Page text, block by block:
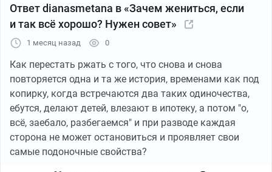
думает, что спор идет про отношение к нейлично и ее
желаниям.
Так, сохраняйте спокойствие и вашу ценную пепяку,
зачехляйте флюгегехаймены, панамка для ваших
фаллических писюриков откроется чутка позже.
Сначала поясню.
Штампуем!
Для многих женщин свадьба - это не юридическая
Ответ dianasmetana в «Зачем жениться, если
и так всё хорошо? Нужен совет»
1 месяц назад 0
Как перестать ржать с того, что снова и снова
повторяется одна и та же история, временами как под
копирку, когда встречаются два таких одиночества,
ебутся, делают детей, влезают в ипотеку, а потом "о,
всё, заебало, разбегаемся" и при разводе каждая
сторона не может остановиться и проявляет свои
самые подоночные свойства?